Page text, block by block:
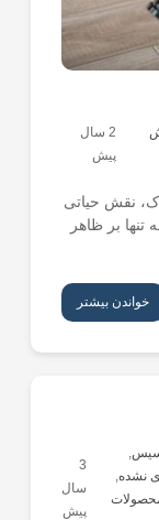
2 سال
پیش
نقش حیاتی
بر ظاهر
خواندن بیشتر
,
نشده,
3
سال
پیش